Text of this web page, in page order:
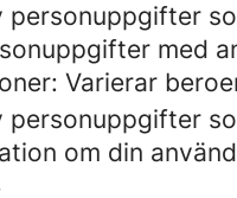
personuppgifter
med
Varierar
personuppgifter
om din